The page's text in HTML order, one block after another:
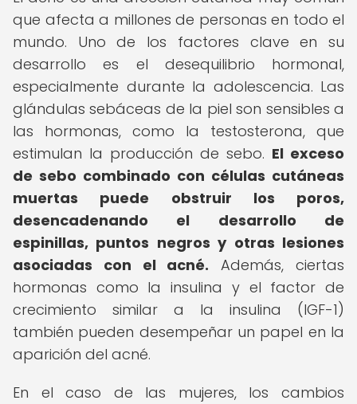
que afecta a millones de personas en todo el
mundo. Uno de los factores clave en su
desarrollo es el desequilibrio hormonal,
especialmente durante la adolescencia. Las
glándulas sebáceas de la piel son sensibles a
las hormonas, como la testosterona, que
estimulan la producción de sebo. El exceso
de sebo combinado con células cutáneas
muertas puede obstruir los poros,
desencadenando el desarrollo de
espinillas, puntos negros y otras lesiones
asociadas con el acné. Además, ciertas
hormonas como la insulina y el factor de
crecimiento similar a la insulina (IGF-1)
también pueden desempeñar un papel en la
aparición del acné.
En el caso de las mujeres, los cambios